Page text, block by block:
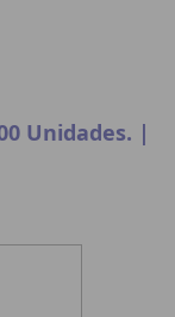
Unidades. |